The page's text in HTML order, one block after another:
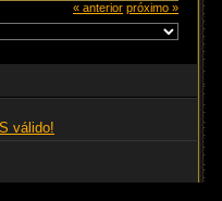
« anterior próximo »